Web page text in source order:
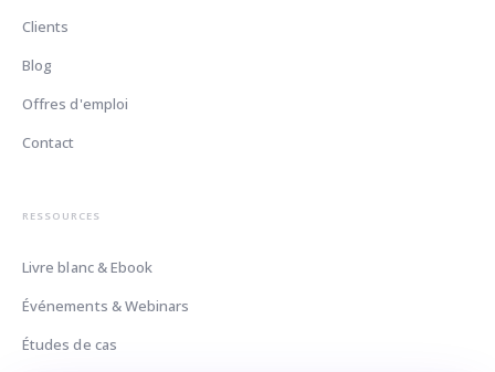
Clients
Blog
Offres d'emploi
Contact
RESSOURCES
Livre blanc & Ebook
Événements & Webinars
Études de cas